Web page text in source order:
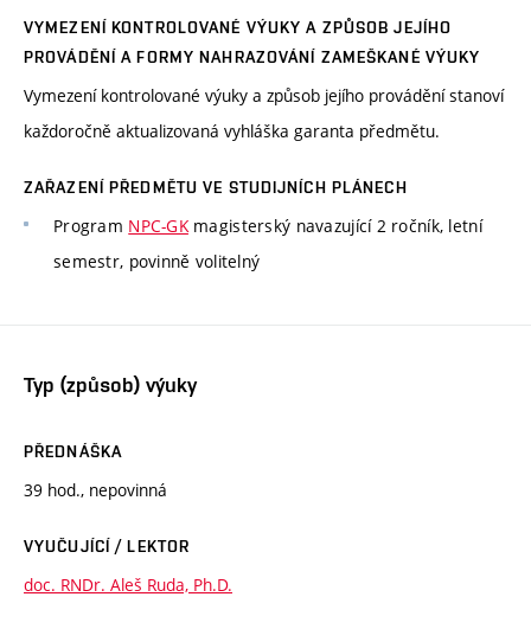
VYMEZENÍ KONTROLOVANÉ VÝUKY A ZPŮSOB JEJÍHO
PROVÁDĚNÍ A FORMY NAHRAZOVÁNÍ ZAMEŠKANÉ VÝUKY
Vymezení kontrolované výuky a způsob jejího provádění stanoví
každoročně aktualizovaná vyhláška garanta předmětu.
ZAŘAZENÍ PŘEDMĚTU VE STUDIJNÍCH PLÁNECH
Program NPC-GKmagisterský navazující 2 ročník, letní
semestr, povinně volitelný
Typ (způsob) výuky
PŘEDNÁŠKA
39 hod., nepovinná
VYUČUJÍCÍ / LEKTOR
doc. RNDr. Aleš Ruda, Ph.D.